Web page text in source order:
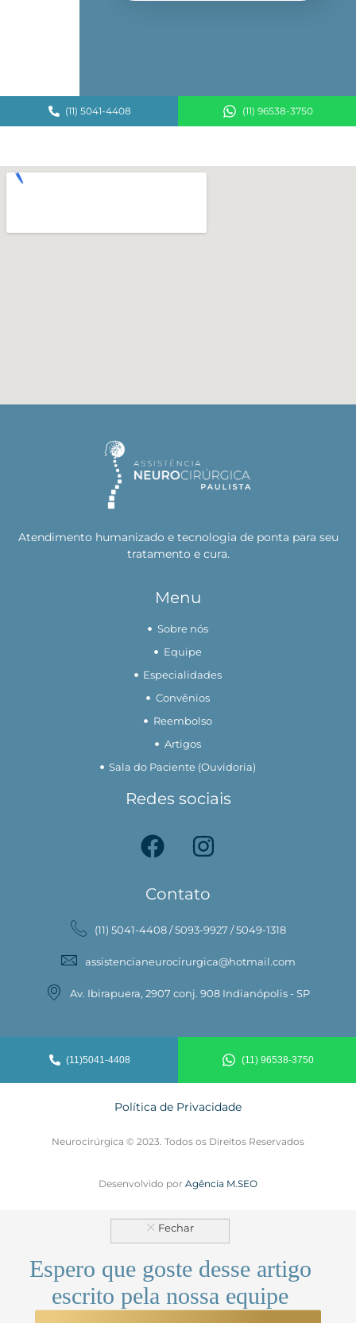
(11) 5041-4408 (11) 96538-3750
Atendimento humanizado e tecnologia de ponta para seu
tratamento e cura.
Menu
Sobre nós
Equipe
Especialidades
Convênios
Reembolso
Artigos
Sala do Paciente (Ouvidoria)
Redes sociais
Contato
(11) 5041-4408 / 5093-9927 / 5049-1318
assistencianeurocirurgica@hotmail.com
Av. Ibirapuera, 2907 conj. 908 Indianópolis - SP
(11)5041-4408 (11) 96538-3750
Política de Privacidade
Neurocirúrgica © 2023. Todos os Direitos Reservados
Desenvolvido por Agência M.SEO
Espero que goste desse artigo
escrito pela nossa equipe